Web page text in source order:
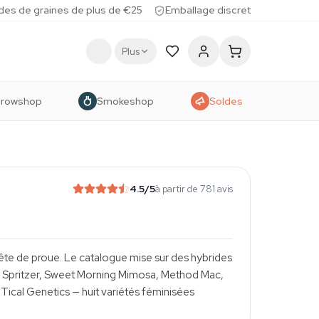
de graines de plus de €25 Emballage discret
Plus
Smokeshop Soldes
4.5/5à partir de 781 avis
de proue. Le catalogue mise sur des hybrides
Sweet Morning Mimosa, Method Mac,
Genetics — huit variétés féminisées